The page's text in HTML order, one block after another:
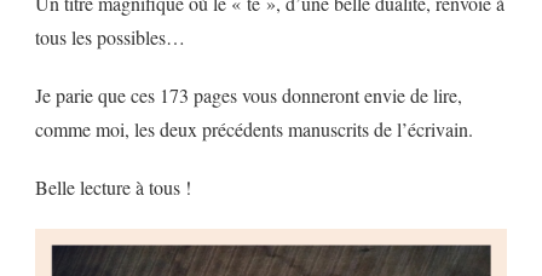
tous les possibles…
Je parie que ces 173 pages vous donneront envie de lire,
comme moi, les deux précédents manuscrits de l’écrivain.
Belle lecture à tous !